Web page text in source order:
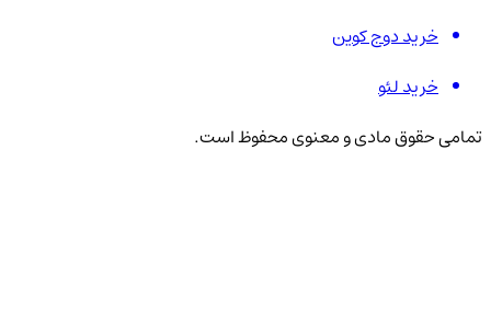
خرید دوج کوین
خرید لئو
تمامی حقوق مادی و معنوی محفوظ است.